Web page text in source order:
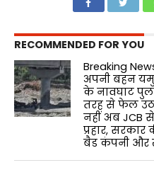
RECOMMENDED FOR YOU
Breaking
अपनी बहन
के नावघाट पुल
तरह से फेल उठ
नहीं अब JCB
प्रहार, सरकार
बैड कंपनी और